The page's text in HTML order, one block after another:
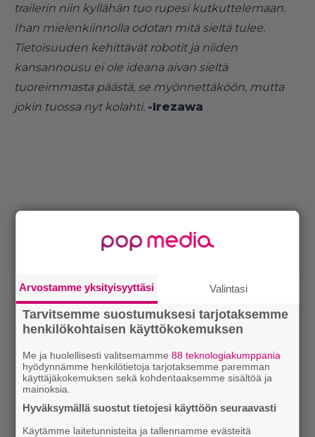
trailerin niin kyllähän tuo rupesi kutkuttelemaan.
Ihan mielenkiinnolla odotan mitä sieltä tulee.
Tietoisuuden kehittävät robotit ja niiden
kansannousu ei ole ideana aivan sieltä
tuoreimmasta päästä, se myönnettäköön, mutta
jokin tuossa nyt kolahti. -Irezawa
Arvostamme yksityisyyttäsi Valintasi
Tarvitsemme suostumuksesi tarjotaksemme
henkilökohtaisen käyttökokemuksen
Me ja huolellisesti valitsemamme88 teknologiakumppania
hyödynnämme henkilötietoja tarjotaksemme paremman
käyttäjäkokemuksen sekä kohdentaaksemme sisältöä ja
mainoksia.
Hyväksymällä suostut tietojesi käyttöön seuraavasti
Käytämme laitetunnisteita ja tallennamme evästeitä